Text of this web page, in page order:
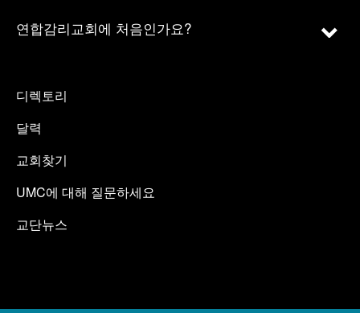
연합감리교회에 처음인가요?
디렉토리
달력
교회찾기
UMC에 대해 질문하세요
교단뉴스